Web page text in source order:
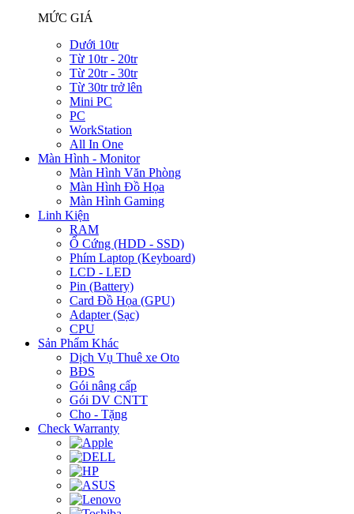
MỨC GIÁ
Dưới 10tr
Từ 10tr - 20tr
Từ 20tr - 30tr
Từ 30tr trở lên
Mini PC
PC
WorkStation
All In One
Màn Hình - Monitor
Màn Hình Văn Phòng
Màn Hình Đồ Họa
Màn Hình Gaming
Linh Kiện
RAM
Ổ Cứng (HDD - SSD)
Phím Laptop (Keyboard)
LCD - LED
Pin (Battery)
Card Đồ Họa (GPU)
Adapter (Sạc)
CPU
Sản Phẩm Khác
Dịch Vụ Thuê xe Oto
BĐS
Gói nâng cấp
Gói DV CNTT
Cho - Tặng
Check Warranty